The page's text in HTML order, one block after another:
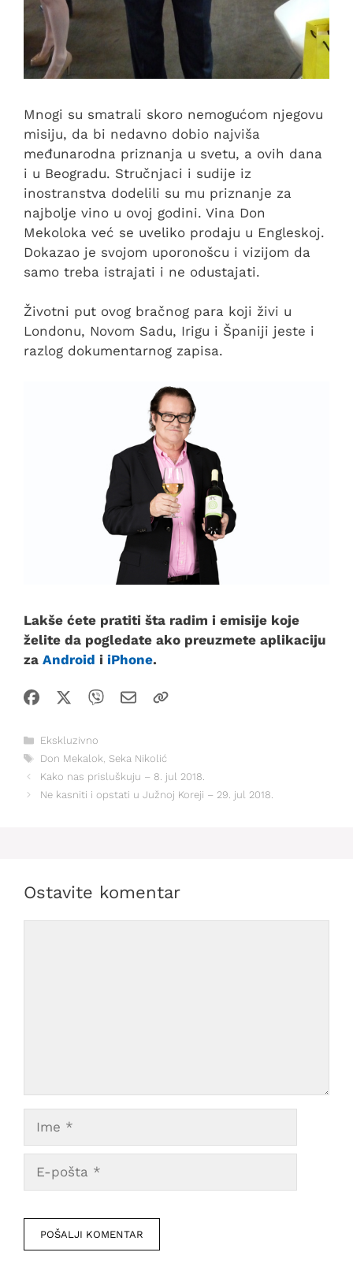
Mnogi su smatrali skoro nemogućom njegovu
misiju, da bi nedavno dobio najviša
međunarodna priznanja u svetu, a ovih dana
i u Beogradu. Stručnjaci i sudije iz
inostranstva dodelili su mu priznanje za
najbolje vino u ovoj godini. Vina Don
Mekoloka već se uveliko prodaju u Engleskoj.
Dokazao je svojom uporonošcu i vizijom da
samo treba istrajati i ne odustajati.
Životni put ovog bračnog para koji živi u
Londonu, Novom Sadu, Irigu i Španiji jeste i
razlog dokumentarnog zapisa.
Lakše ćete pratiti šta radim i emisije koje
želite da pogledate ako preuzmete aplikaciju
za Android i iPhone.
Kategorije
Ekskluzivno
Oznake
Don Mekalok, Seka Nikolić
Kako nas prisluškuju – 8. jul 2018.
Ne kasniti i opstati u Južnoj Koreji – 29. jul 2018.
Ostavite komentar
pošta
mesto